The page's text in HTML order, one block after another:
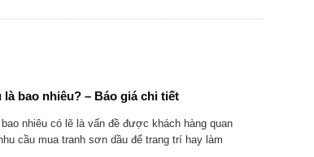
bao nhiêu? – Báo giá chi tiết
nhiêu có lẽ là vấn đề được khách hàng quan
cầu mua tranh sơn dầu để trang trí hay làm